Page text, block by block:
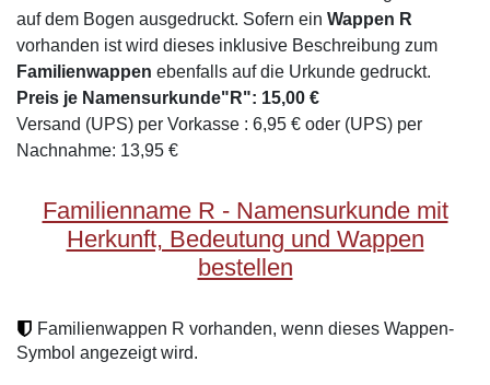
auf dem Bogen ausgedruckt. Sofern ein Wappen R
vorhanden ist wird dieses inklusive Beschreibung zum
Familienwappen ebenfalls auf die Urkunde gedruckt.
Preis je Namensurkunde"R": 15,00 €
Versand (UPS) per Vorkasse : 6,95 € oder (UPS) per
Nachnahme: 13,95 €
Familienname R - Namensurkunde mit
Herkunft, Bedeutung und Wappen
bestellen
Familienwappen R vorhanden, wenn dieses Wappen-
Symbol angezeigt wird.